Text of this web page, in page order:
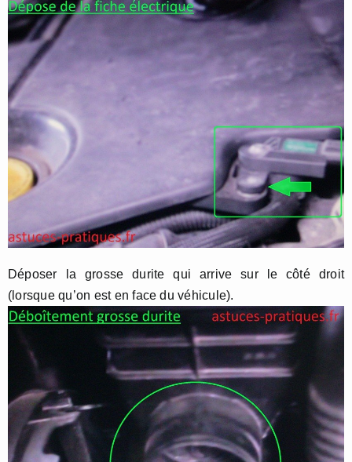
Déposer la grosse durite qui arrive sur le côté droit
(lorsque qu’on est en face du véhicule).